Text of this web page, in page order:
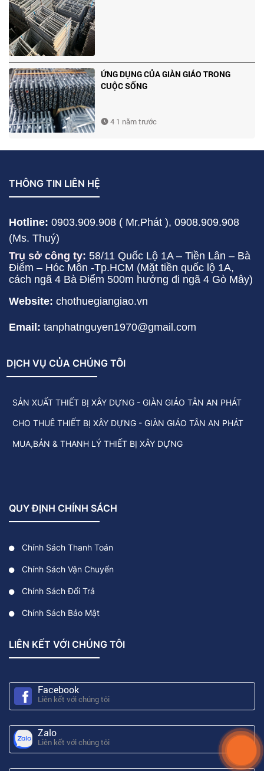
ỨNG DỤNG CỦA GIÀN GIÁO TRONG
CUỘC SỐNG
4 1 năm trước
THÔNG TIN LIÊN HỆ
Hotline: 0903.909.908 ( Mr.Phát ), 0908.909.908
(Ms. Thuý)
Trụ sở công ty: 58/11 Quốc Lộ 1A – Tiền Lân – Bà
Điểm – Hóc Môn -Tp.HCM (Mặt tiền quốc lộ 1A,
cách ngã 4 Bà Điểm 500m hướng đi ngã 4 Gò Mây)
Website: chothuegiangiao.vn
Email: tanphatnguyen1970@gmail.com
DỊCH VỤ CỦA CHÚNG TÔI
SẢN XUẤT THIẾT BỊ XÂY DỰNG - GIÀN GIÁO TÂN AN PHÁT
CHO THUÊ THIẾT BỊ XÂY DỰNG - GIÀN GIÁO TÂN AN PHÁT
MUA,BÁN & THANH LÝ THIẾT BỊ XÂY DỰNG
QUY ĐỊNH CHÍNH SÁCH
Chính Sách Thanh Toán
Chính Sách Vận Chuyển
Chính Sách Đổi Trả
Chính Sách Bảo Mật
LIÊN KẾT VỚI CHÚNG TÔI
Facebook
Liên kết với chúng tôi
Zalo
Liên kết với chúng tôi